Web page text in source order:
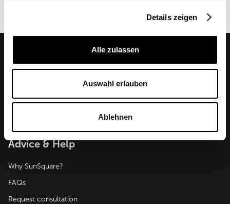
Details zeigen
Alle zulassen
Auswahl erlauben
Ablehnen
SunSquare Shading Solutions GmbH
Austria
Advice & Help
Why SunSquare?
FAQs
Request consultation